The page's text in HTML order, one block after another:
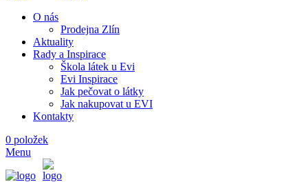
O nás
Prodejna Zlín
Aktuality
Rady a Inspirace
Škola látek u Evi
Evi Inspirace
Jak pečovat o látky
Jak nakupovat u EVI
Kontakty
0 položek
Menu